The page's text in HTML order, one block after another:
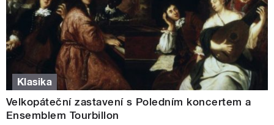
Klasika
Velkopáteční zastavení s Poledním koncertem a
Ensemblem Tourbillon